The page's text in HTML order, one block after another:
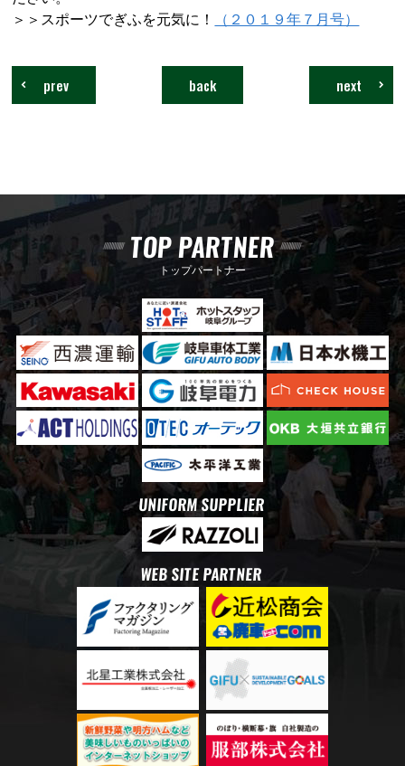
＞＞スポーツでぎふを元気に！
（２０１９年７月号）
next
back
prev
TOP PARTNER
トップパートナー
UNIFORM SUPPLIER
WEB SITE PARTNER